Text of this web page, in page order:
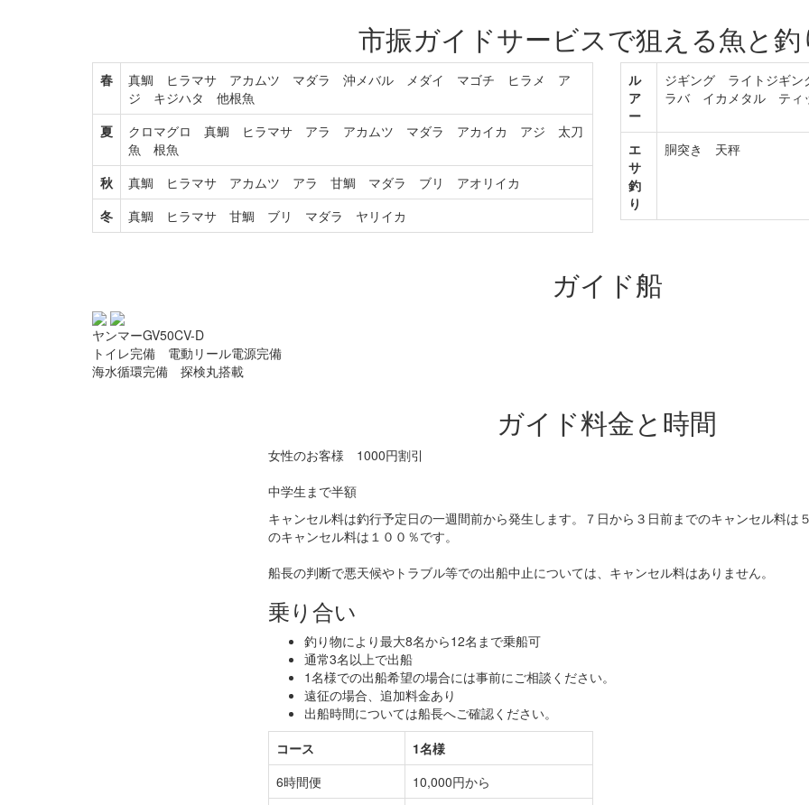
市振ガイドサービスで狙える魚と釣
春
真鯛 ヒラマサ アカムツ マダラ 沖メバル メダイ マゴチ ヒラメ ア
ジ キジハタ 他根魚
夏
クロマグロ 真鯛 ヒラマサ アラ アカムツ マダラ アカイカ アジ 太刀
魚 根魚
秋
真鯛 ヒラマサ アカムツ アラ 甘鯛 マダラ ブリ アオリイカ
冬
真鯛 ヒラマサ 甘鯛 ブリ マダラ ヤリイカ
ル
ア
ー
ジギング ライトジギ
ラバ イカメタル ティ
エ
サ
釣
り
胴突き 天秤
ガイド船
ヤンマーGV50CV-D
トイレ完備 電動リール電源完備
海水循環完備 探検丸搭載
ガイド料金と時間
女性のお客様 1000円割引
中学生まで半額
キャンセル料は釣行予定日の一週間前から発生します。７日から３日前までのキャンセル料は
のキャンセル料は１００％です。
船長の判断で悪天候やトラブル等での出船中止については、キャンセル料はありません。
乗り合い
釣り物により最大8名から12名まで乗船可
通常3名以上で出船
1名様での出船希望の場合には事前にご相談ください。
遠征の場合、追加料金あり
出船時間については船長へご確認ください。
コース
1名様
6時間便
10,000円から